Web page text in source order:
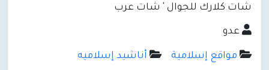
شات كلارك للجوال ' شات عرب
عدو
مواقع إسلامية أناشيد إسلاميه